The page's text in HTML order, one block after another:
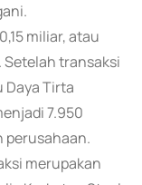
miliar, atau
Setelah transaksi
Daya Tirta
7.950
perusahaan.
merupakan